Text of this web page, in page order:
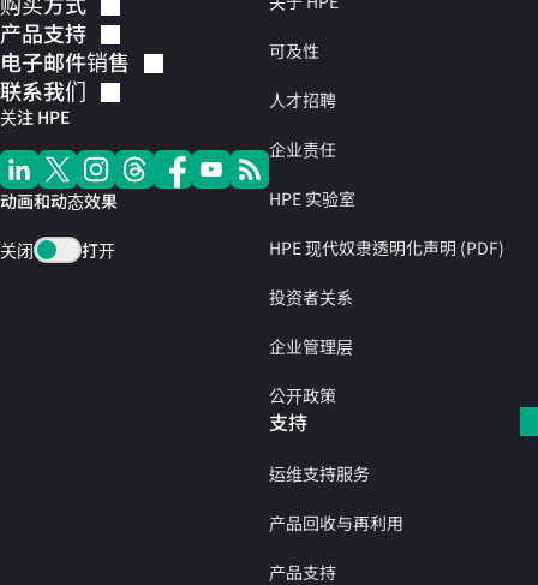
产品支持
电子邮件销售
联系我们
关注 HPE
动画和动态效果
关闭 打开
可及性
人才招聘
企业责任
HPE 实验室
HPE 现代奴隶透明化声明 (PDF)
投资者关系
企业管理层
公开政策
支持
运维支持服务
产品回收与再利用
产品支持